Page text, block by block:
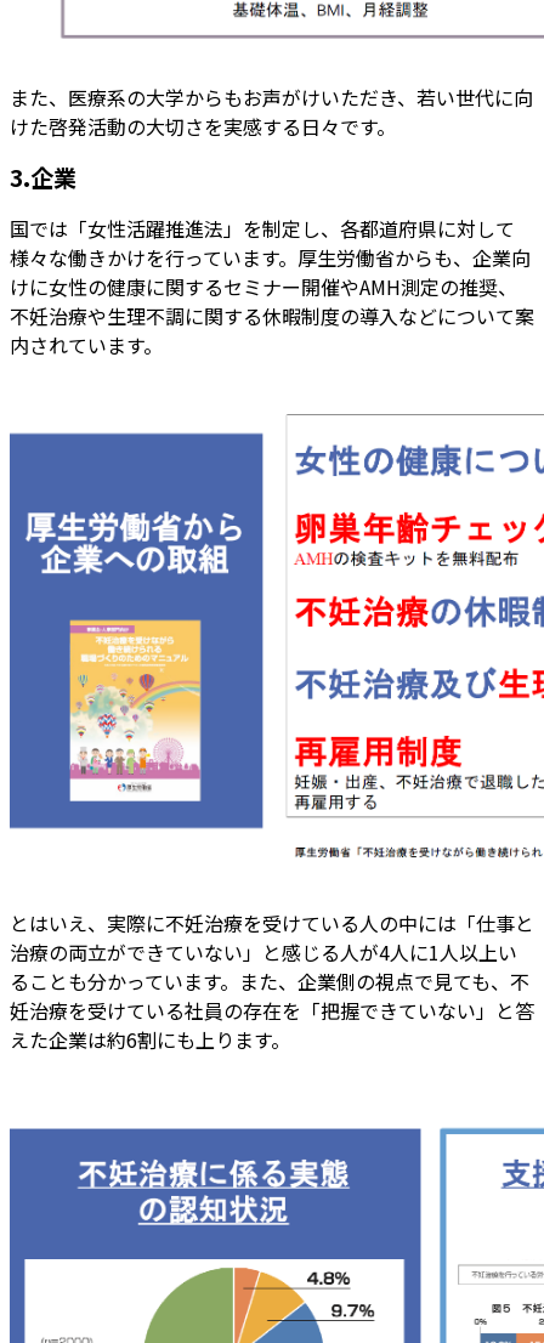
また、医療系の大学からもお声がけいただき、若い世代に向
けた啓発活動の大切さを実感する日々です。
3.企業
国では「女性活躍推進法」を制定し、各都道府県に対して
様々な働きかけを行っています。厚生労働省からも、企業向
けに女性の健康に関するセミナー開催やAMH測定の推奨、
不妊治療や生理不調に関する休暇制度の導入などについて案
内されています。
とはいえ、実際に不妊治療を受けている人の中には「仕事と
治療の両立ができていない」と感じる人が4人に1人以上い
ることも分かっています。また、企業側の視点で見ても、不
妊治療を受けている社員の存在を「把握できていない」と答
えた企業は約6割にも上ります。